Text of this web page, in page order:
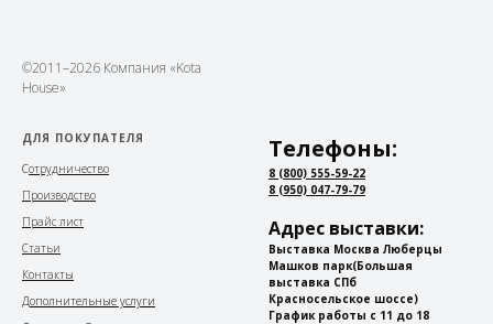
©2011–2026 Компания «Kota
House»
ДЛЯ ПОКУПАТЕЛЯ
Сотрудничество
Производство
Прайс лист
Статьи
Контакты
Дополнительные услуги
Телефоны:
8 (800) 555-59-22
8 (950) 047-79-79
Адрес выставки:
Выставка Москва Люберцы
Машков парк(Большая
выставка СПб
Красносельское шоссе)
График работы с 11 до 18